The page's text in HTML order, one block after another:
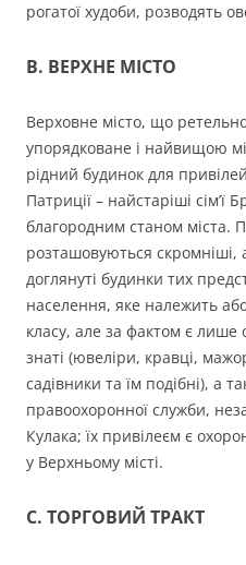
рогатої худоби, розводять
B. ВЕРХНЕ МІСТО
Верховне місто, що
упорядковане і найвищою
рідний будинок для
Патриції – найстаріші
благородним станом міста.
розташовуються скромніші,
доглянуті будинки тих
населення, яке належить
класу, але за фактом є
знаті (ювеліри, кравці,
садівники та їм подібні), а
правоохоронної служби,
Кулака; їх привілеєм є
у Верхньому місті.
C. ТОРГОВИЙ ТРАКТ